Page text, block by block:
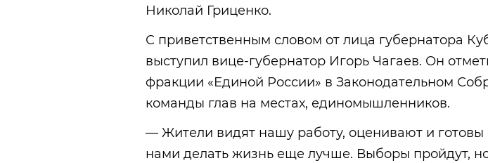
Николай Гриценко.
С приветственным словом от лица губернатора
выступил вице-губернатор Игорь Чагаев. Он
фракции «Единой России» в Законодательном
команды глав на местах, единомышленников.
— Жители видят нашу работу, оценивают и готовы
нами делать жизнь еще лучше. Выборы пройдут,